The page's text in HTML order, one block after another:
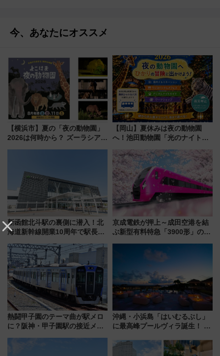
今、あなたにオススメ
【横浜市】夏の「夜の動物園」
2026は何時から？ ズーラシア・
【岡山】夏休みは夜の動物園
へ！池田動物園「光のナイトズ
な夜
新函館北斗駅の裏側に潜入！北
海道新幹線開業10周年で駅長
ト 参加方法や体験内容を紹介
京成電鉄が押上～成田空港を結
ぶ新型有料特急「3900形」のコ
募集も実施
熱闘甲子園のテーマ曲が駅メロ
に？阪神・甲子園駅の接近メロ
谷実アレンジの特別仕様へ、8月
沖縄・小浜島「はいむるぶし」
に最高峰プールヴィラ誕生！ 石
美旅「何もしない贅沢」を体験
してみない？